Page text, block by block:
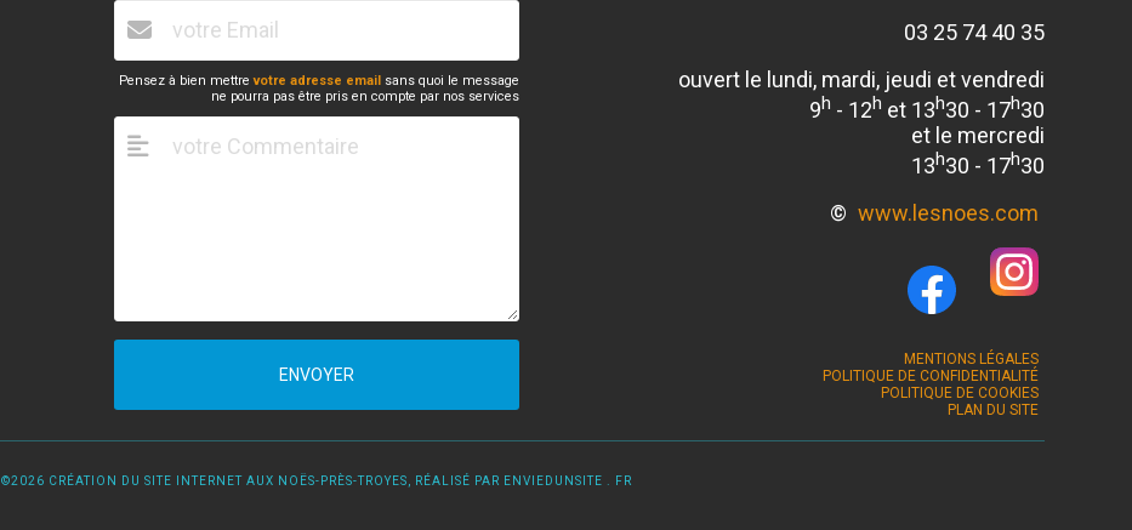
Pensez à bien mettrevotre adresse email sans quoi le message
ne pourra pas être pris en compte par nos services
ENVOYER
03 25 74 40 35
ouvert le lundi, mardi, jeudi et vendredi
9h - 12h et 13h30 - 17h30
et le mercredi
13h30 - 17h30
© www.lesnoes.com
MENTIONS LÉGALES
POLITIQUE DE CONFIDENTIALITÉ
POLITIQUE DE COOKIES
PLAN DU SITE
©2026 CRÉATION DU SITE INTERNET AUX NOËS-PRÈS-TROYES, RÉALISÉ PAR ENVIEDUNSITE . FR